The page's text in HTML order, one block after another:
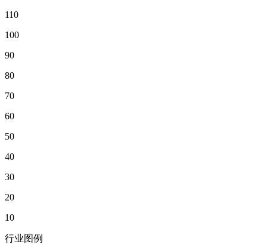
110
100
90
80
70
60
50
40
30
20
10
行业图例